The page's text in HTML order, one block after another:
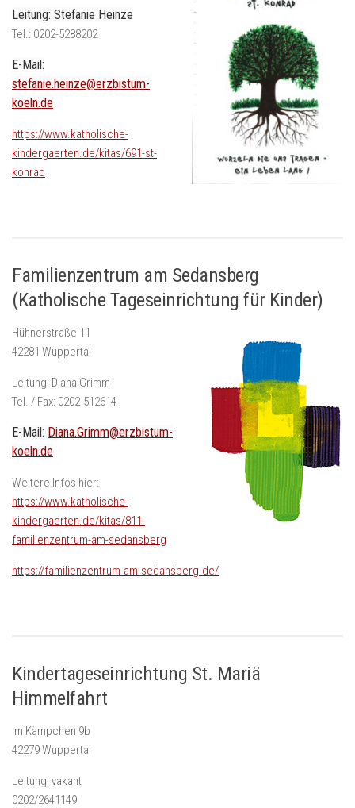
Leitung: Stefanie Heinze
Tel.: 0202-5288202
E-Mail:
stefanie.heinze@erzbistum-
koeln.de
https://www.katholische-
kindergaerten.de/kitas/691-st-
konrad
Familienzentrum am Sedansberg
(Katholische Tageseinrichtung für Kinder)
Hühnerstraße 11
42281 Wuppertal
Leitung: Diana Grimm
Tel. / Fax: 0202-512614
E-Mail: Diana.Grimm@erzbistum-
koeln.de
Weitere Infos hier:
https://www.katholische-
kindergaerten.de/kitas/811-
familienzentrum-am-sedansberg
https://familienzentrum-am-sedansberg.de/
Kindertageseinrichtung St. Mariä
Himmelfahrt
Im Kämpchen 9b
42279 Wuppertal
Leitung: vakant
0202/2641149